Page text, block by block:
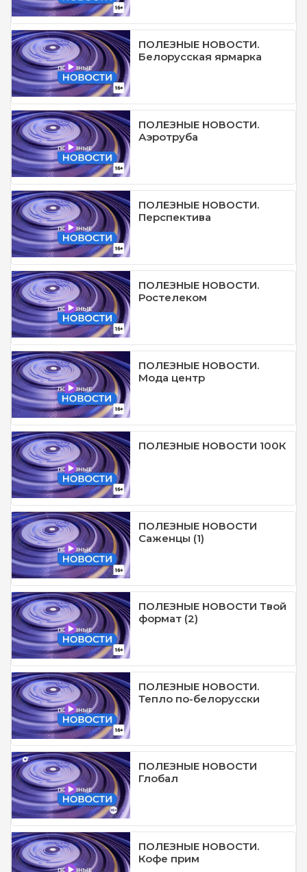
ПОЛЕЗНЫЕ НОВОСТИ.
Белорусская ярмарка
ПОЛЕЗНЫЕ НОВОСТИ.
Аэротруба
ПОЛЕЗНЫЕ НОВОСТИ.
Перспектива
ПОЛЕЗНЫЕ НОВОСТИ.
Ростелеком
ПОЛЕЗНЫЕ НОВОСТИ.
Мода центр
ПОЛЕЗНЫЕ НОВОСТИ 100К
ПОЛЕЗНЫЕ НОВОСТИ
Саженцы (1)
ПОЛЕЗНЫЕ НОВОСТИ Твой
формат (2)
ПОЛЕЗНЫЕ НОВОСТИ.
Тепло по-белорусски
ПОЛЕЗНЫЕ НОВОСТИ
Глобал
ПОЛЕЗНЫЕ НОВОСТИ.
Кофе прим